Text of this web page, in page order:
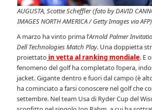
AUGUSTA, Scottie Scheffler (foto by DAVID
IMAGES NORTH AMERICA / Getty Images via AFP)
A marzo ha vinto prima l’Arnold Palmer
Dell Technologies Match Play. Una doppietta
proiettato in vetta al ranking mondiale. E
fenomeno del golf ha completato l’opera,
jacket. Gigante dentro e fuori dal campo (è
ha cominciato a farsi conoscere nel golf che
settembre. Nel team Usa di Ryder Cup del